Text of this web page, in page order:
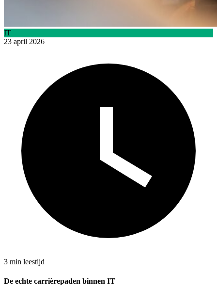
IT
23 april 2026
3 min leestijd
De echte carrièrepaden binnen IT